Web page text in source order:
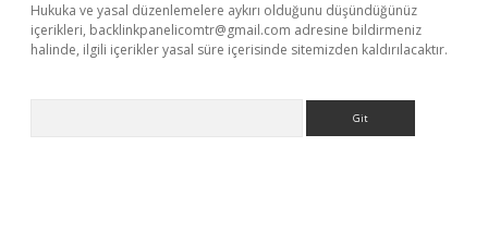
Hukuka ve yasal düzenlemelere aykırı olduğunu düşündüğünüz
içerikleri, backlinkpanelicomtr@gmail.com adresine bildirmeniz
halinde, ilgili içerikler yasal süre içerisinde sitemizden kaldırılacaktır.